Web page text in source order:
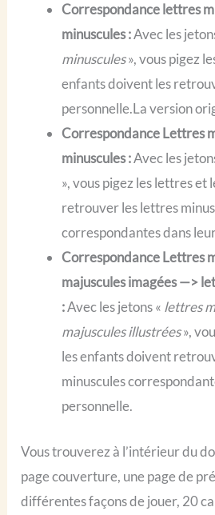
Correspondance lettres
minuscules :Avec les
minuscules», vous pigez
enfants doivent les
personnelle.La version
Correspondance Lettres
minuscules :Avec les
», vous pigez les lettres et
retrouver les lettres
correspondantes dans
Correspondance Lettres
majuscules imagées —>
:Avec les jetons « lettres
majuscules illustrées»,
les enfants doivent
minuscules
personnelle.
Vous trouverez à l’intérieur du
page couverture, une page de
différentes façons de jouer, 20